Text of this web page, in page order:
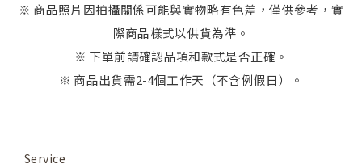
※ 商品照片因拍攝關係可能與實物略有色差，僅供參考，實
際商品樣式以供貨為準。
※ 下單前請確認品項和款式是否正確。
※ 商品出貨需2-4個工作天（不含例假日）。
Service